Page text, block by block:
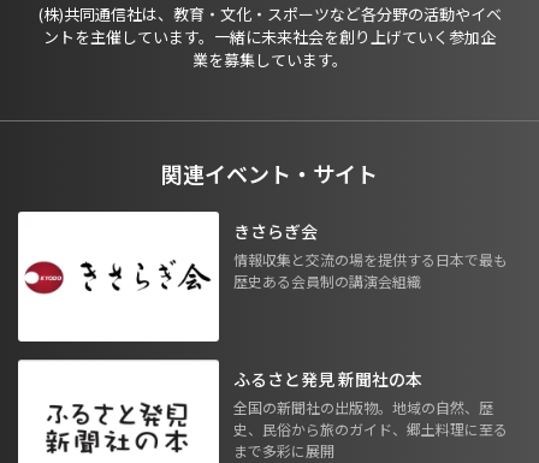
(株)共同通信社は、教育・文化・スポーツなど各分野の活動やイベ
ントを主催しています。一緒に未来社会を創り上げていく参加企
業を募集しています。
関連イベント・サイト
きさらぎ会
情報収集と交流の場を提供する日本で最も
歴史ある会員制の講演会組織
ふるさと発見 新聞社の本
全国の新聞社の出版物。地域の自然、歴
史、民俗から旅のガイド、郷土料理に至る
まで多彩に展開